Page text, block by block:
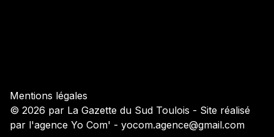
Mentions légales
© 2026 par La Gazette du Sud Toulois - Site réalisé
par l'agence Yo Com' - yocom.agence@gmail.com